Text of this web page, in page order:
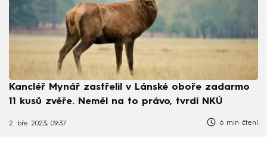
Kancléř Mynář zastřelil v Lánské oboře zadarmo
11 kusů zvěře. Neměl na to právo, tvrdí NKÚ
2. bře 2023, 09:37 6 min čtení